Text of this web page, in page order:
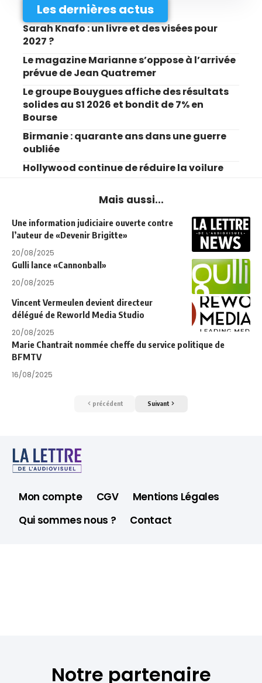
Les dernières actus
Sarah Knafo : un livre et des visées pour
2027 ?
Le magazine Marianne s’oppose à l’arrivée
prévue de Jean Quatremer
Le groupe Bouygues affiche des résultats
solides au S1 2026 et bondit de 7% en
Bourse
Birmanie : quarante ans dans une guerre
oubliée
Hollywood continue de réduire la voilure
Mais aussi...
Une information judiciaire ouverte contre
l’auteur de «Devenir Brigitte»
20/08/2025
Gulli lance «Cannonball»
20/08/2025
Vincent Vermeulen devient directeur
délégué de Reworld Media Studio
20/08/2025
Marie Chantrait nommée cheffe du service politique de
BFMTV
16/08/2025
précédent Suivant
Mon compte CGV
Mentions Légales
Qui sommes nous ?
Contact
Notre partenaire